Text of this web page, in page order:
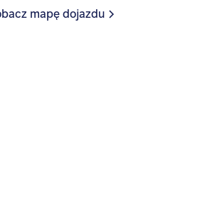
mapę dojazdu